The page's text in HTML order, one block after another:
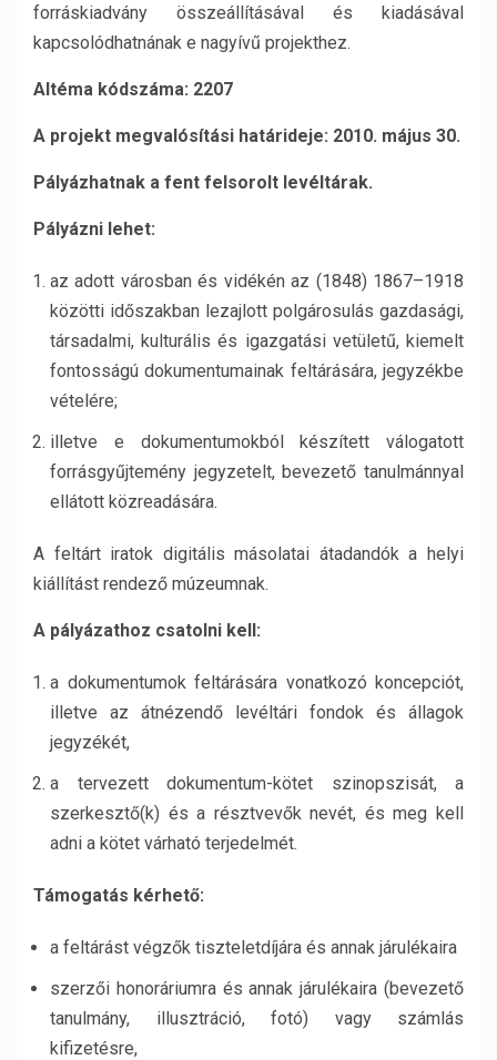
forráskiadvány összeállításával és kiadásával
kapcsolódhatnának e nagyívű projekthez.
Altéma kódszáma: 2207
A projekt megvalósítási határideje: 2010. május 30.
Pályázhatnak a fent felsorolt levéltárak.
Pályázni lehet:
az adott városban és vidékén az (1848) 1867–1918
közötti időszakban lezajlott polgárosulás gazdasági,
társadalmi, kulturális és igazgatási vetületű, kiemelt
fontosságú dokumentumainak feltárására, jegyzékbe
vételére;
illetve e dokumentumokból készített válogatott
forrásgyűjtemény jegyzetelt, bevezető tanulmánnyal
ellátott közreadására.
A feltárt iratok digitális másolatai átadandók a helyi
kiállítást rendező múzeumnak.
A pályázathoz csatolni kell:
a dokumentumok feltárására vonatkozó koncepciót,
illetve az átnézendő levéltári fondok és állagok
jegyzékét,
a tervezett dokumentum-kötet szinopszisát, a
szerkesztő(k) és a résztvevők nevét, és meg kell
adni a kötet várható terjedelmét.
Támogatás kérhető:
a feltárást végzők tiszteletdíjára és annak járulékaira
szerzői honoráriumra és annak járulékaira (bevezető
tanulmány, illusztráció, fotó) vagy számlás
kifizetésre,